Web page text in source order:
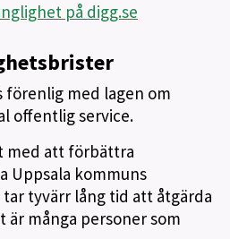
på digg.se
förenlig med lagen om
offentlig service.
med att förbättra
Uppsala kommuns
tyvärr lång tid att åtgärda
många personer som